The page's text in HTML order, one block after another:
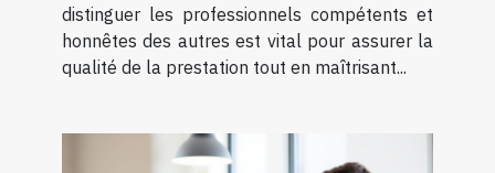
distinguer les professionnels compétents et
honnêtes des autres est vital pour assurer la
qualité de la prestation tout en maîtrisant...